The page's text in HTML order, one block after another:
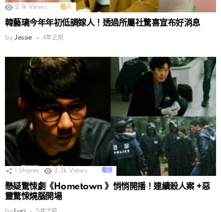
2.1k Views 藝人
韓藝璃今年年初低調嫁人！透過所屬社驚喜宣布好消息
by Jessie 4年之前
Shares 3.3k Views 電視
懸疑驚悚劇《Hometown 》悄悄開播！連續殺人案 +惡
靈驚悚燒腦開場